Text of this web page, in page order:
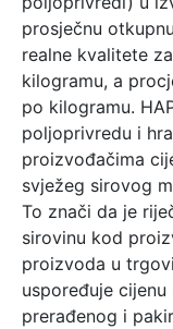
prosječnu
realne kvalitete
kilogramu, a
po kilogramu.
poljoprivredu i
proizvođačima
svježeg sirovog
To znači da je
sirovinu kod
proizvoda u
uspoređuje
prerađenog i